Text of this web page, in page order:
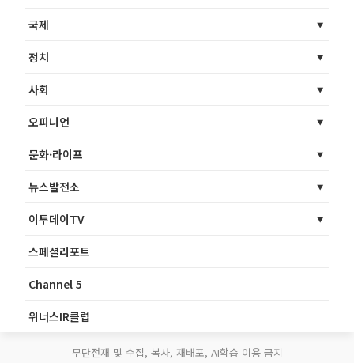
국제
정치
사회
오피니언
문화·라이프
뉴스발전소
이투데이TV
스페셜리포트
Channel 5
위너스IR클럽
무단전재 및 수집, 복사, 재배포, AI학습 이용 금지